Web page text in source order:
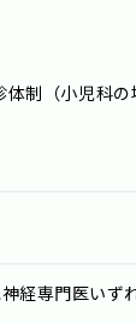
制（小児科の
経専門医いず